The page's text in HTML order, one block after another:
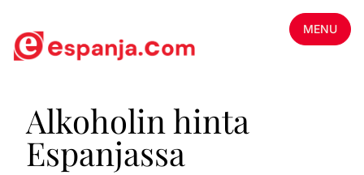
MENU
Alkoholin hinta
Espanjassa